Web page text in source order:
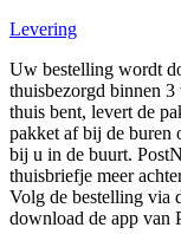
Levering
Uw bestelling wordt
thuisbezorgd binnen
thuis bent, levert de
pakket af bij de buren
bij u in de buurt.
thuisbriefje meer
Volg de bestelling via
download de app van